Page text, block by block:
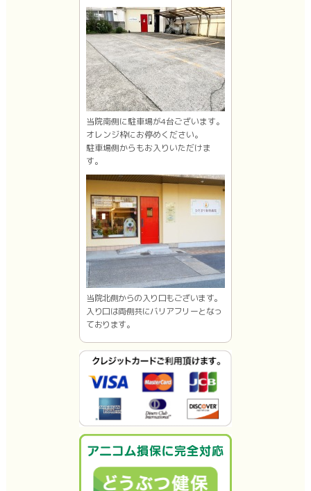
当院南側に駐車場が4台ございます。
オレンジ枠にお停めください。
駐車場側からもお入りいただけま
す。
当院北側からの入り口もございます。
入り口は両側共にバリアフリーとなっ
ております。